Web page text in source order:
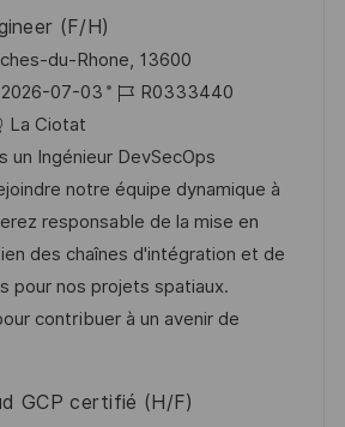
(F/H)
du-Rhone, 13600
2026-07-03
J
b
-
I
D
R0333440
La Ciotat
un Ingénieur DevSecOps
notre équipe dynamique à
responsable de la mise en
des chaînes d'intégration et de
pour nos projets spatiaux.
contribuer à un avenir de
GCP certifié (H/F)